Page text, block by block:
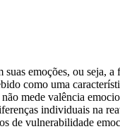
emoções, ou seja, a
como uma
mede valência
individuais na
de vulnerabilidade